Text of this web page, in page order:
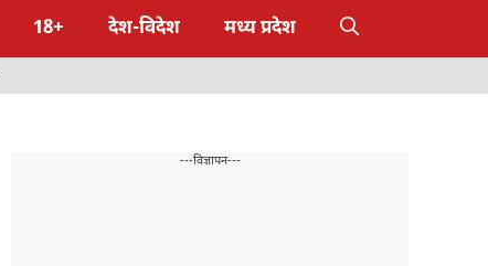
18+ देश-विदेश मध्य प्रदेश
---विज्ञापन---